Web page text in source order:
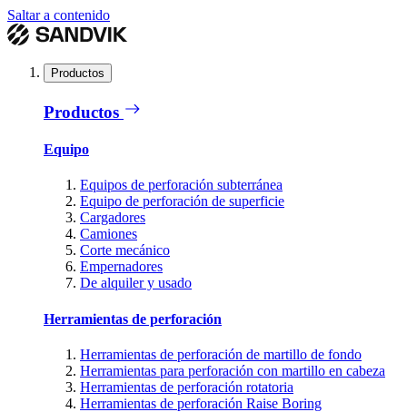
Saltar a contenido
Productos
Productos
Equipo
Equipos de perforación subterránea
Equipo de perforación de superficie
Cargadores
Camiones
Corte mecánico
Empernadores
De alquiler y usado
Herramientas de perforación
Herramientas de perforación de martillo de fondo
Herramientas para perforación con martillo en cabeza
Herramientas de perforación rotatoria
Herramientas de perforación Raise Boring